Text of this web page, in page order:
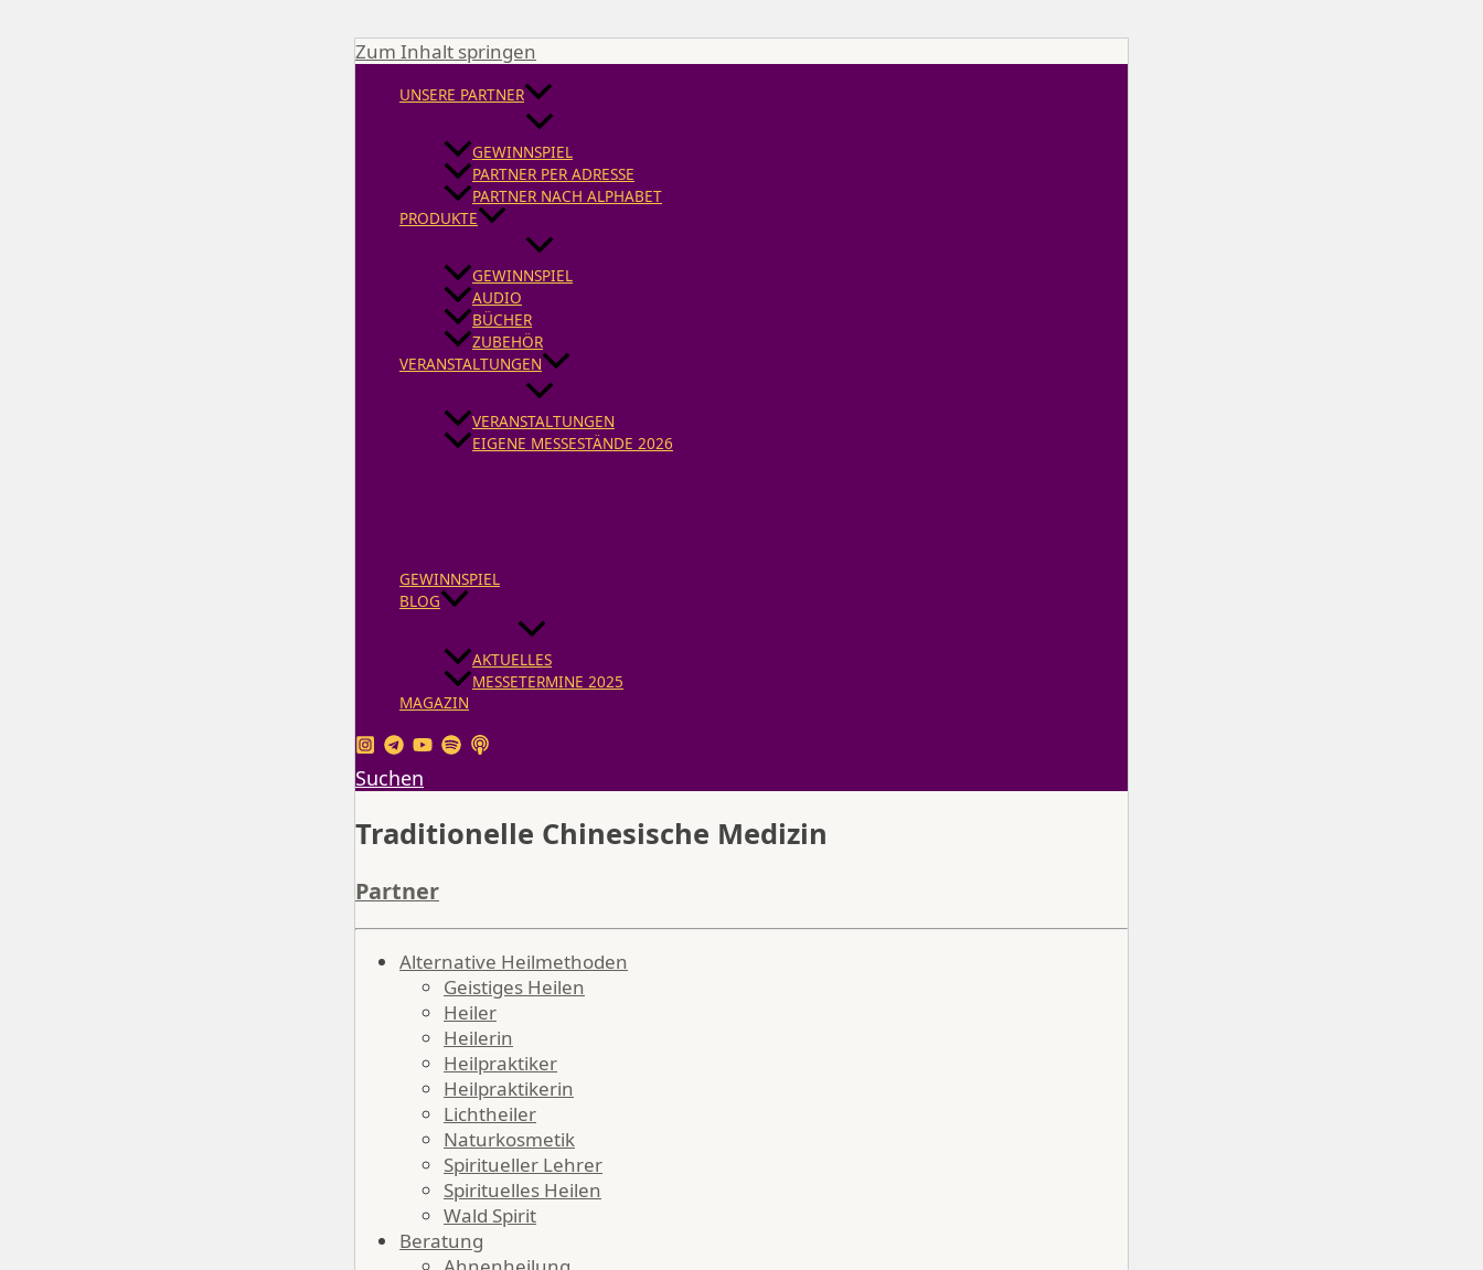
Zum Inhalt springen
UNSERE PARTNER
GEWINNSPIEL
PARTNER PER ADRESSE
PARTNER NACH ALPHABET
PRODUKTE
GEWINNSPIEL
AUDIO
BÜCHER
ZUBEHÖR
VERANSTALTUNGEN
VERANSTALTUNGEN
EIGENE MESSESTÄNDE 2026
GEWINNSPIEL
BLOG
AKTUELLES
MESSETERMINE 2025
MAGAZIN
Suchen
Traditionelle Chinesische Medizin
Partner
Alternative Heilmethoden
Geistiges Heilen
Heiler
Heilerin
Heilpraktiker
Heilpraktikerin
Lichtheiler
Naturkosmetik
Spiritueller Lehrer
Spirituelles Heilen
Wald Spirit
Beratung